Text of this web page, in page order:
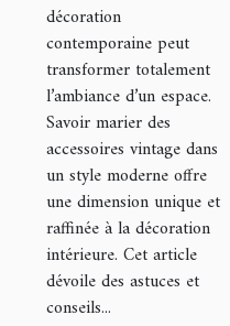
moderne ?
décoration
contemporaine peut
transformer totalement
l’ambiance d’un espace.
Savoir marier des
accessoires vintage dans
un style moderne offre
une dimension unique et
raffinée à la décoration
intérieure. Cet article
dévoile des astuces et
conseils...